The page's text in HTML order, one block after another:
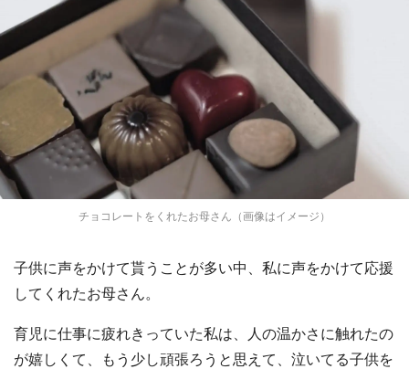
チョコレートをくれたお母さん（画像はイメージ）
子供に声をかけて貰うことが多い中、私に声をかけて応援
してくれたお母さん。
育児に仕事に疲れきっていた私は、人の温かさに触れたの
が嬉しくて、もう少し頑張ろうと思えて、泣いてる子供を